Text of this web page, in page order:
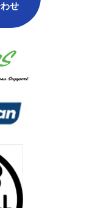
せ